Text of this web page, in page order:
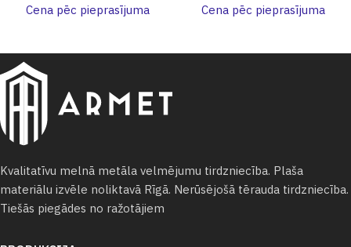
Cena pēc pieprasījuma
Cena pēc pieprasījuma
Kvalitatīvu melnā metāla velmējumu tirdzniecība. Plaša
materiālu izvēle noliktavā Rīgā. Nerūsējošā tērauda tirdzniecība.
Tiešās piegādes no ražotājiem